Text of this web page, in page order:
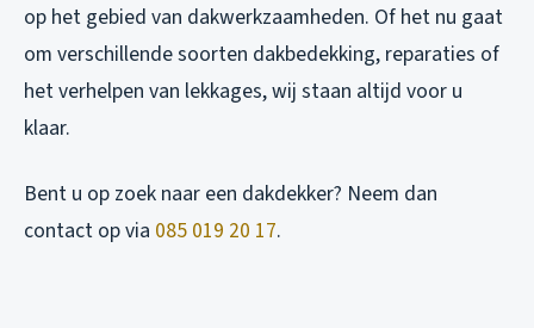
op het gebied van dakwerkzaamheden. Of het nu gaat
om verschillende soorten dakbedekking, reparaties of
het verhelpen van lekkages, wij staan altijd voor u
klaar.
Bent u op zoek naar een dakdekker? Neem dan
contact op via 085 019 20 17.